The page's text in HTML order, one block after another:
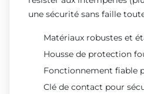
une sécurité sans faille
Matériaux robustes et
Housse de protection
Fonctionnement fiable
Clé de contact pour